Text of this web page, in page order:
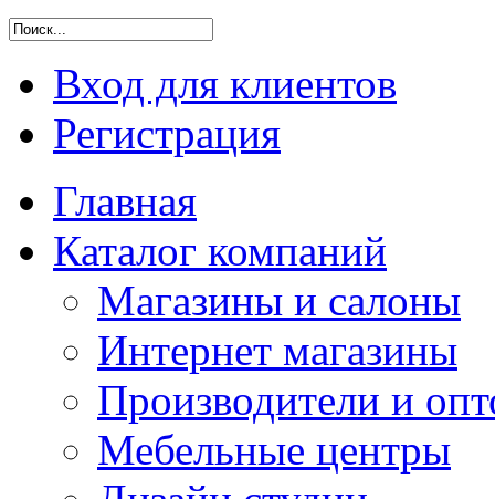
Вход для клиентов
Регистрация
Главная
Каталог компаний
Магазины и салоны
Интернет магазины
Производители и
Мебельные центры